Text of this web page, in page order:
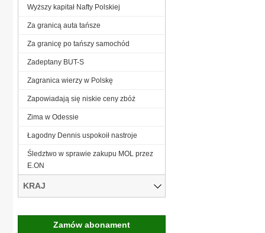
Wyższy kapitał Nafty Polskiej
Za granicą auta tańsze
Za granicę po tańszy samochód
Zadeptany BUT-S
Zagranica wierzy w Polskę
Zapowiadają się niskie ceny zbóż
Zima w Odessie
Łagodny Dennis uspokoił nastroje
Śledztwo w sprawie zakupu MOL przez
E.ON
KRAJ
Zamów abonament